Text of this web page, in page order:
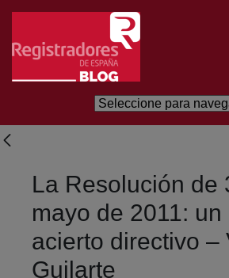
Saltar al contenido principal
La Resolución de
mayo de 2011: un
acierto directivo –
Guilarte